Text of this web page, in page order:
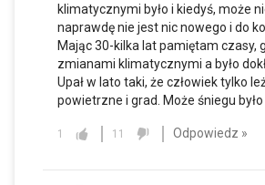
klimatycznymi było i kiedyś, może
naprawdę nie jest nic nowego i do
Mając 30-kilka lat pamiętam czasy,
zmianami klimatycznymi a było
Upał w lato taki, że człowiek tylko
powietrzne i grad. Może śniegu
1 11 Odpowiedz »